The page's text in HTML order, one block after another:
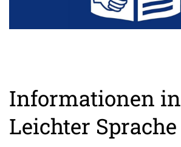
Informationen in
Leichter Sprache